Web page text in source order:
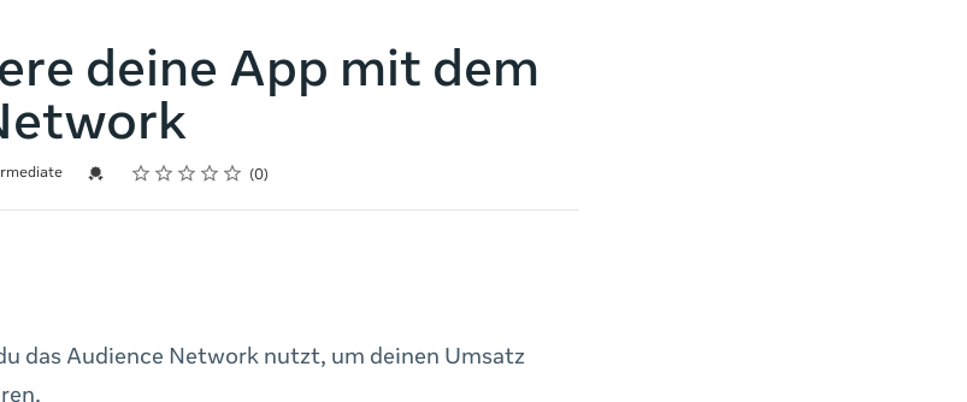
deine App mit dem
Credential For Completion
Rating
1 star
2 stars
3 stars
4 stars
5 stars 0
das Audience Network nutzt, um deinen Umsatz